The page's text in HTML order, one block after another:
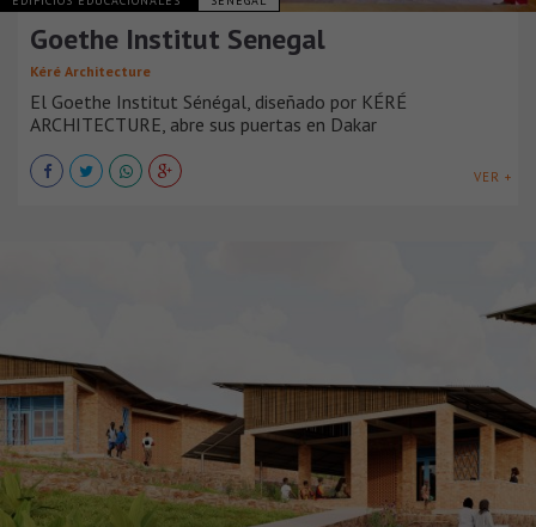
Goethe Institut Senegal
Kéré Architecture
El Goethe Institut Sénégal, diseñado por KÉRÉ
ARCHITECTURE, abre sus puertas en Dakar
VER +